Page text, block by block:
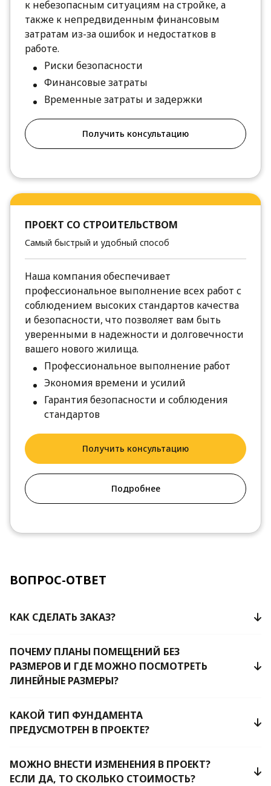
к небезопасным ситуациям на стройке, а
также к непредвиденным финансовым
затратам из-за ошибок и недостатков в
работе.
Риски безопасности
Финансовые затраты
Временные затраты и задержки
Получить консультацию
ПРОЕКТ СО СТРОИТЕЛЬСТВОМ
Самый быстрый и удобный способ
Наша компания обеспечивает
профессиональное выполнение всех работ с
соблюдением высоких стандартов качества
и безопасности, что позволяет вам быть
уверенными в надежности и долговечности
вашего нового жилища.
Профессиональное выполнение работ
Экономия времени и усилий
Гарантия безопасности и соблюдения
стандартов
Получить консультацию
Подробнее
ВОПРОС-ОТВЕТ
КАК СДЕЛАТЬ ЗАКАЗ?
ПОЧЕМУ ПЛАНЫ ПОМЕЩЕНИЙ БЕЗ
РАЗМЕРОВ И ГДЕ МОЖНО ПОСМОТРЕТЬ
ЛИНЕЙНЫЕ РАЗМЕРЫ?
КАКОЙ ТИП ФУНДАМЕНТА
ПРЕДУСМОТРЕН В ПРОЕКТЕ?
МОЖНО ВНЕСТИ ИЗМЕНЕНИЯ В ПРОЕКТ?
ЕСЛИ ДА, ТО СКОЛЬКО СТОИМОСТЬ?